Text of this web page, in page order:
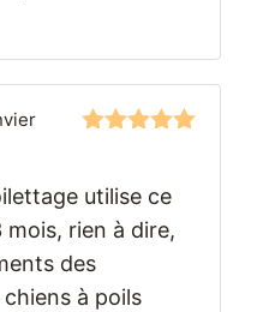
utilise ce
mois, rien à dire,
des
à poils